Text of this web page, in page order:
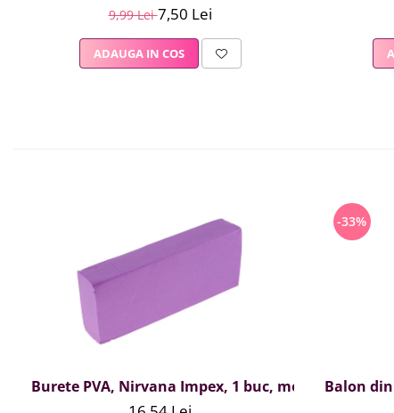
9,99 Lei7,50 Lei
ADAUGA IN COS
Burete PVA, Nirvana Impex, 1 buc, mov
-33%
Balon